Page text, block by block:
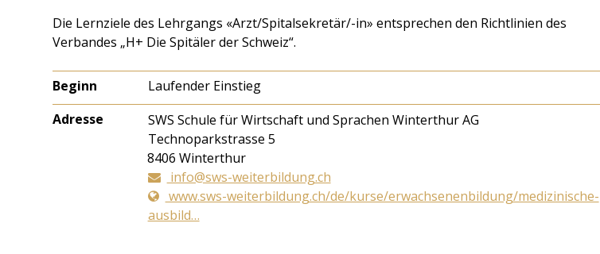
Die Lernziele des Lehrgangs «Arzt/Spitalsekretär/-in» entsprechen den Richtlinien des
Verbandes „H+ Die Spitäler der Schweiz“.
Beginn
Laufender Einstieg
Adresse
SWS Schule für Wirtschaft und Sprachen Winterthur AG
Technoparkstrasse 5
8406 Winterthur
info@sws-weiterbildung.ch
www.sws-weiterbildung.ch/de/kurse/erwachsenenbildung/medizinische-
ausbild…